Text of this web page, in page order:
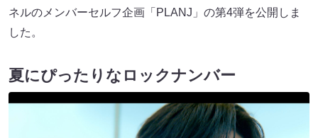
ネルのメンバーセルフ企画「PLANJ」の第4弾を公開しま
した。
夏にぴったりなロックナンバー